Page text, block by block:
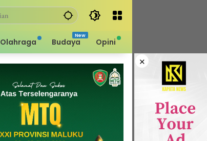
Olahraga Budaya Opini
×